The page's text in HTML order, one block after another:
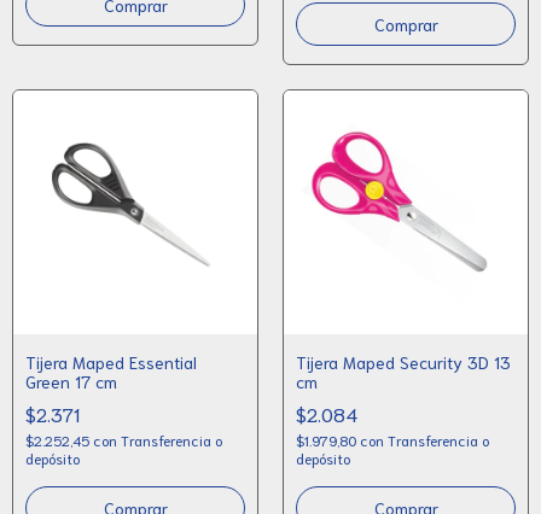
Tijera Maped Essential
Green 17 cm
$2.371
$2.252,45 con Transferencia o
depósito
Tijera Maped Security 3D 13
cm
$2.084
$1.979,80 con Transferencia o
depósito